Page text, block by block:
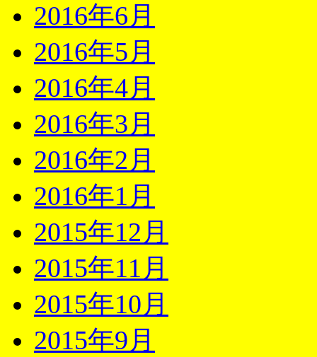
2016年6月
2016年5月
2016年4月
2016年3月
2016年2月
2016年1月
2015年12月
2015年11月
2015年10月
2015年9月